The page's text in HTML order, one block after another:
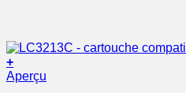
+
Aperçu